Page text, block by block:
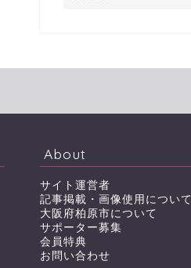
About
サイト運営者
記事掲載・画像使用について
大阪府柏原市について
サポーター募集
会員特典
お問い合わせ